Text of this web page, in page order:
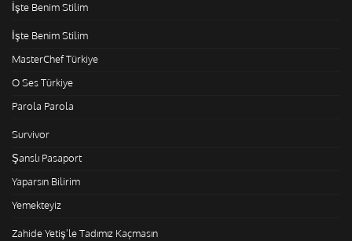
İşte Benim Stilim
İşte Benim Stilim
MasterChef Türkiye
O Ses Türkiye
Parola Parola
Survivor
Şanslı Pasaport
Yaparsın Bilirim
Yemekteyiz
Zahide Yetiş'le Tadımız Kaçmasın